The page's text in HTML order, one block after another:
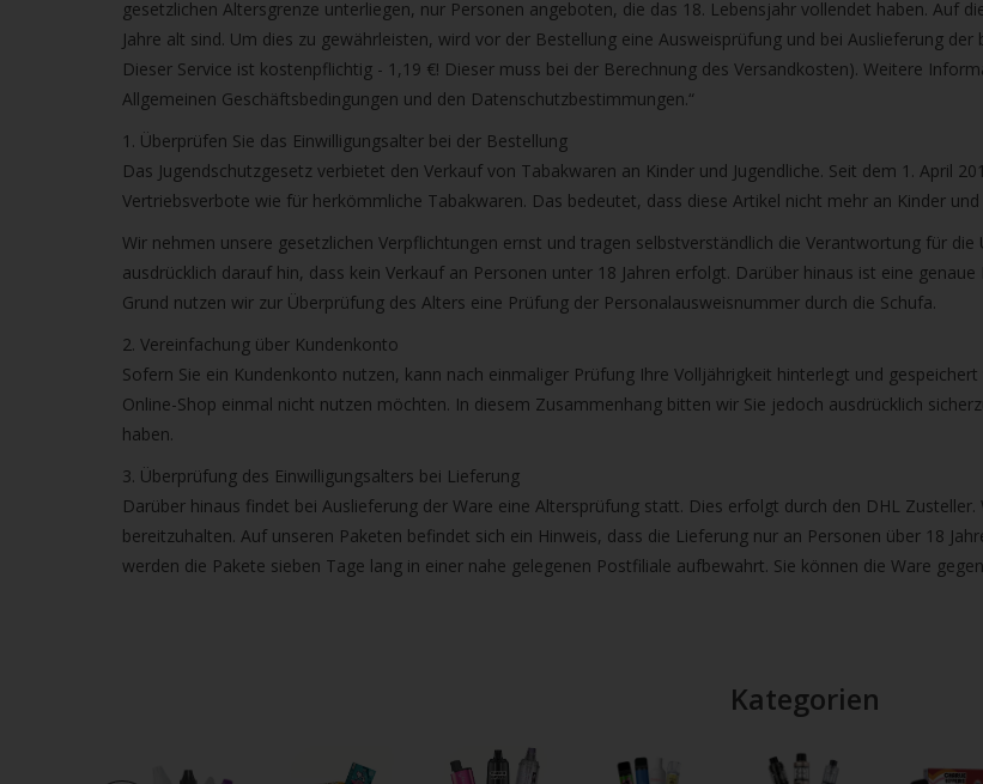
Ergebnis
auszuwählen.
Drücke
Eingabetaste,
um
zum
ausgewählten
Suchergebnis
zu
Benutzer
Touch-
und
Streichgesten
verwenden.
gesetzlichen Altersgrenze unterliegen, nur Personen angeboten, die das 18. Lebensjahr vollendet haben. Auf
Jahre alt sind. Um dies zu gewährleisten, wird vor der Bestellung eine Ausweisprüfung und bei Auslieferung
Dieser Service ist kostenpflichtig - 1,19 €! Dieser muss bei der Berechnung des Versandkosten). Weitere
Allgemeinen Geschäftsbedingungen und den Datenschutzbestimmungen.“
1. Überprüfen Sie das Einwilligungsalter bei der Bestellung
Das Jugendschutzgesetz verbietet den Verkauf von Tabakwaren an Kinder und Jugendliche. Seit dem 1. April
Vertriebsverbote wie für herkömmliche Tabakwaren. Das bedeutet, dass diese Artikel nicht mehr an Kinder
Wir nehmen unsere gesetzlichen Verpflichtungen ernst und tragen selbstverständlich die Verantwortung für
ausdrücklich darauf hin, dass kein Verkauf an Personen unter 18 Jahren erfolgt. Darüber hinaus ist eine
Grund nutzen wir zur Überprüfung des Alters eine Prüfung der Personalausweisnummer durch die Schufa.
2. Vereinfachung über Kundenkonto
Sofern Sie ein Kundenkonto nutzen, kann nach einmaliger Prüfung Ihre Volljährigkeit hinterlegt und
Online-Shop einmal nicht nutzen möchten. In diesem Zusammenhang bitten wir Sie jedoch ausdrücklich
haben.
3. Überprüfung des Einwilligungsalters bei Lieferung
Darüber hinaus findet bei Auslieferung der Ware eine Altersprüfung statt. Dies erfolgt durch den DHL
bereitzuhalten. Auf unseren Paketen befindet sich ein Hinweis, dass die Lieferung nur an Personen über 18
werden die Pakete sieben Tage lang in einer nahe gelegenen Postfiliale aufbewahrt. Sie können die Ware
Kategorien